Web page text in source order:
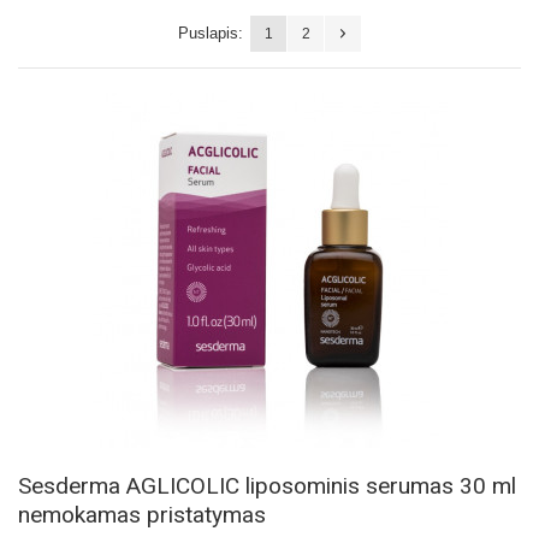
Puslapis: 1 2
Sesderma AGLICOLIC liposominis serumas 30 ml
nemokamas pristatymas